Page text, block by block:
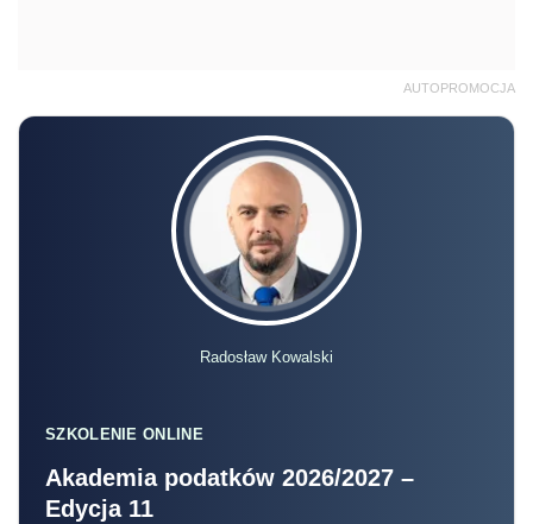
AUTOPROMOCJA
Radosław Kowalski
SZKOLENIE ONLINE
Akademia podatków 2026/2027 –
Edycja 11